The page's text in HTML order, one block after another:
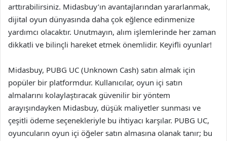
arttırabilirsiniz. Midasbuy’ın avantajlarından yararlanmak,
dijital oyun dünyasında daha çok eğlence edinmenize
yardımcı olacaktır. Unutmayın, alım işlemlerinde her zaman
dikkatli ve bilinçli hareket etmek önemlidir. Keyifli oyunlar!
Midasbuy, PUBG UC (Unknown Cash) satın almak için
popüler bir platformdur. Kullanıcılar, oyun içi satın
almalarını kolaylaştıracak güvenilir bir yöntem
arayışındayken Midasbuy, düşük maliyetler sunması ve
çeşitli ödeme seçenekleriyle bu ihtiyacı karşılar. PUBG UC,
oyuncuların oyun içi öğeler satın almasına olanak tanır; bu